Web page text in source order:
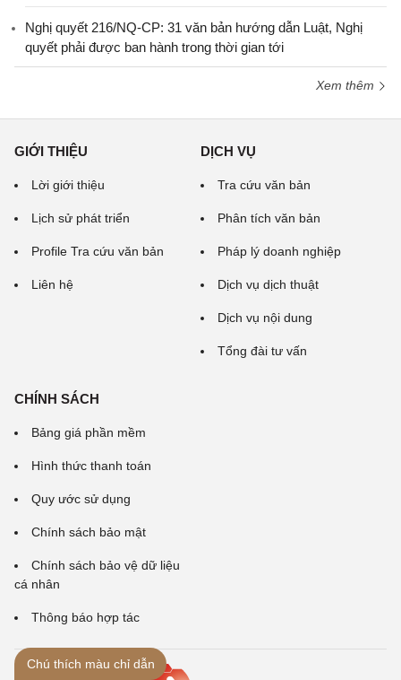
Nghị quyết 216/NQ-CP: 31 văn bản hướng dẫn Luật, Nghị
quyết phải được ban hành trong thời gian tới
Xem thêm
GIỚI THIỆU
Lời giới thiệu
Lịch sử phát triển
Profile Tra cứu văn bản
Liên hệ
DỊCH VỤ
Tra cứu văn bản
Phân tích văn bản
Pháp lý doanh nghiệp
Dịch vụ dịch thuật
Dịch vụ nội dung
Tổng đài tư vấn
CHÍNH SÁCH
Bảng giá phần mềm
Hình thức thanh toán
Quy ước sử dụng
Chính sách bảo mật
Chính sách bảo vệ dữ liệu
cá nhân
Thông báo hợp tác
Chú thích màu chỉ dẫn